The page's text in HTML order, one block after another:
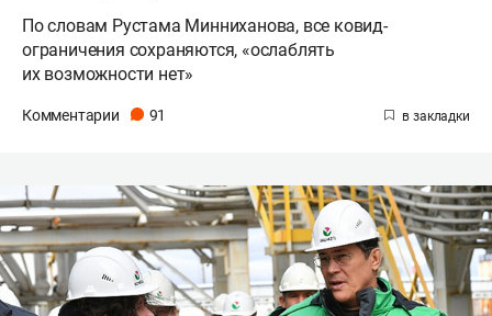
По словам Рустама Минниханова, все ковид-
ограничения сохраняются, «ослаблять
их возможности нет»
Комментарии 91